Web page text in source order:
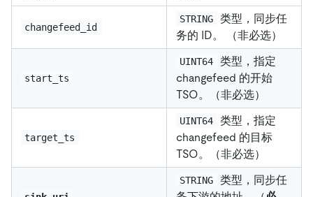
changefeed_id
STRING
类型，同步任
务的 ID。 （非必选）
start_ts
UINT64
类型，指定
changefeed 的开始
TSO。（非必选）
target_ts
UINT64
类型，指定
changefeed 的目标
TSO。（非必选）
STRING
类型，同步任